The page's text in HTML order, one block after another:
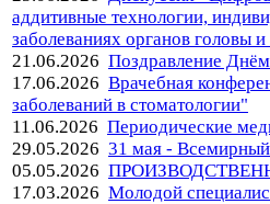
аддитивные технологии,
заболеваниях органов головы
21.06.2026 Поздравление
17.06.2026 Врачебная
заболеваний в стоматологии"
11.06.2026 Периодические
29.05.2026 31 мая - Всемирный
05.05.2026
17.03.2026 Молодой